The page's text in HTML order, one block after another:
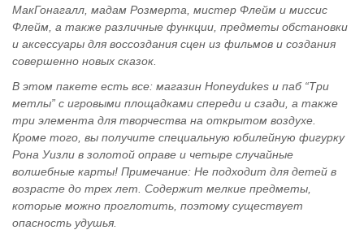
МакГонагалл, мадам Розмерта, мистер Флейм и миссис
Флейм, а также различные функции, предметы обстановки
и аксессуары для воссоздания сцен из фильмов и создания
совершенно новых сказок.
В этом пакете есть все: магазин Honeydukes и паб “Три
метлы” с игровыми площадками спереди и сзади, а также
три элемента для творчества на открытом воздухе.
Кроме того, вы получите специальную юбилейную фигурку
Рона Уизли в золотой оправе и четыре случайные
волшебные карты! Примечание: Не подходит для детей в
возрасте до трех лет. Содержит мелкие предметы,
которые можно проглотить, поэтому существует
опасность удушья.